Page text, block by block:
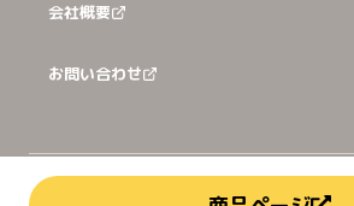
会社概要
お問い合わせ
2026犬猫王国株式会社